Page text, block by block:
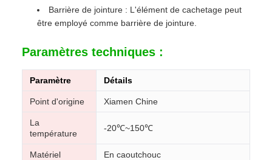
Barrière de jointure : L'élément de cachetage peut
être employé comme barrière de jointure.
Paramètres techniques :
Paramètre Détails
Point d'origine Xiamen Chine
La
température
-20℃~150℃
Matériel En caoutchouc